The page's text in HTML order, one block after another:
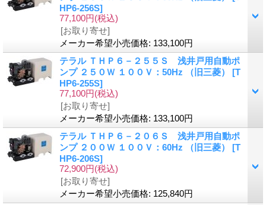
HP6-256S]
77,100円(税込)
[お取り寄せ]
メーカー希望小売価格: 133,100円
テラル ＴＨＰ６－２５５Ｓ 浅井戸用自動ポ
ンプ ２５０Ｗ １００Ｖ：50Hz （旧三菱） [T
HP6-255S]
77,100円(税込)
[お取り寄せ]
メーカー希望小売価格: 133,100円
テラル ＴＨＰ６－２０６Ｓ 浅井戸用自動ポ
ンプ ２００Ｗ １００Ｖ：60Hz （旧三菱） [T
HP6-206S]
72,900円(税込)
[お取り寄せ]
メーカー希望小売価格: 125,840円